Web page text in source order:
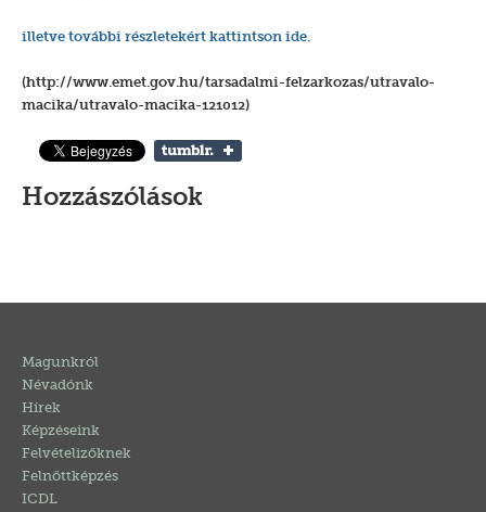
illetve további részletekért kattintson ide.
(http://www.emet.gov.hu/tarsadalmi-felzarkozas/utravalo-
macika/utravalo-macika-121012)
Hozzászólások
Magunkról
Névadónk
Hírek
Képzéseink
Felvételizőknek
Felnőttképzés
ICDL